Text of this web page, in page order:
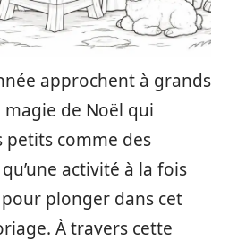
approchent à grands
magie de Noël qui
petits comme des
activité à la fois
plonger dans cet
À travers cette